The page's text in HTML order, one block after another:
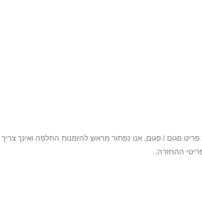
תוך 30 יום או שקיבלת פריט פגום / פגום, אנו נפתור מראש להזמנות
ההחזרה.